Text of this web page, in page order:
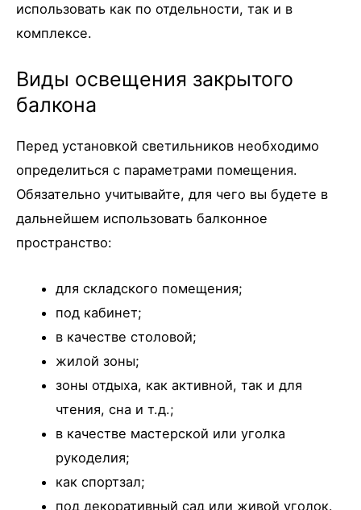
использовать как по отдельности, так и в
комплексе.
Виды освещения закрытого
балкона
Перед установкой светильников необходимо
определиться с параметрами помещения.
Обязательно учитывайте, для чего вы будете в
дальнейшем использовать балконное
пространство:
для складского помещения;
под кабинет;
в качестве столовой;
жилой зоны;
зоны отдыха, как активной, так и для
чтения, сна и т.д.;
в качестве мастерской или уголка
рукоделия;
как спортзал;
под декоративный сад или живой уголок.